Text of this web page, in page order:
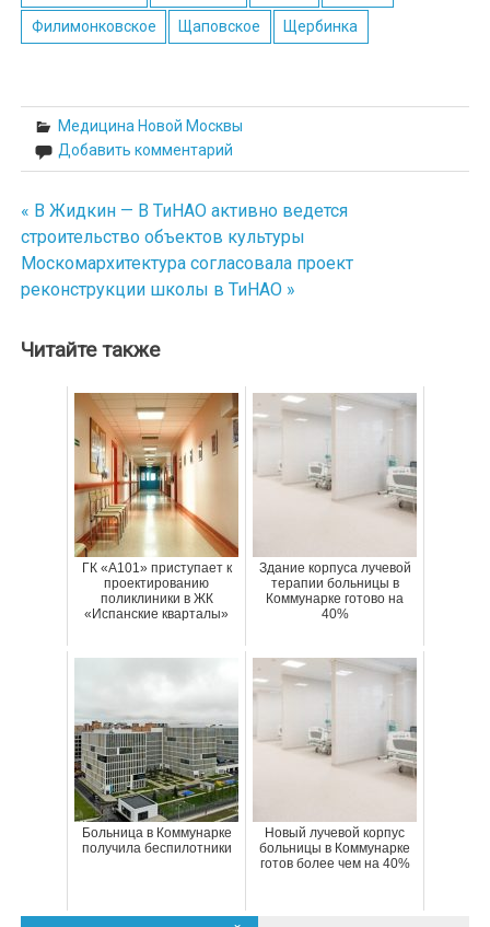
Филимонковское Щаповское Щербинка
Медицина Новой Москвы
Добавить комментарий
Навигация
по
записям
« ​В Жидкин — В ТиНАО активно ведется
строительство объектов культуры
Москомархитектура согласовала проект
реконструкции школы в ТиНАО »
Читайте также
ГК «А101» приступает к
проектированию
поликлиники в ЖК
«Испанские кварталы»
Здание корпуса лучевой
терапии больницы в
Коммунарке готово на
40%
Больница в Коммунарке
получила беспилотники
Новый лучевой корпус
больницы в Коммунарке
готов более чем на 40%